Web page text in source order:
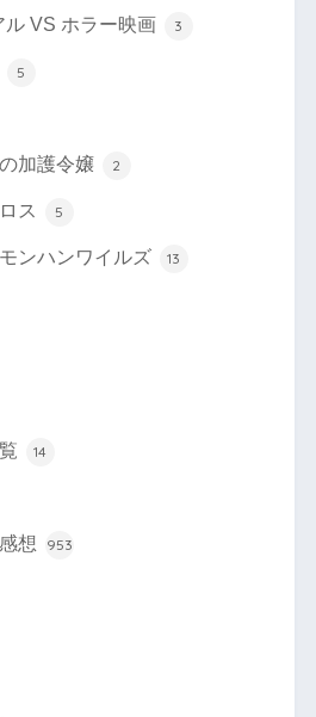
VS ホラー映画 3
5
加護令嬢 2
ス 5
ンハンワイルズ 13
14
想 953